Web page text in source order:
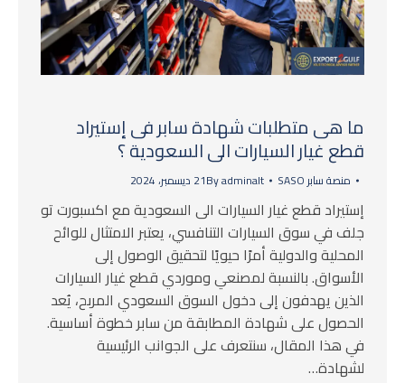
ما هى متطلبات شهادة سابر فى إستيراد
قطع غيار السيارات الى السعودية ؟
منصة سابر SASO Byadminalt 21 ديسمبر، 2024
إستيراد قطع غيار السيارات الى السعودية مع اكسبورت تو
جلف في سوق السيارات التنافسي، يعتبر الامتثال للوائح
المحلية والدولية أمرًا حيويًا لتحقيق الوصول إلى
الأسواق. بالنسبة لمصنعي وموردي قطع غيار السيارات
الذين يهدفون إلى دخول السوق السعودي المربح، يُعد
الحصول على شهادة المطابقة من سابر خطوة أساسية.
في هذا المقال، سنتعرف على الجوانب الرئيسية
لشهادة…